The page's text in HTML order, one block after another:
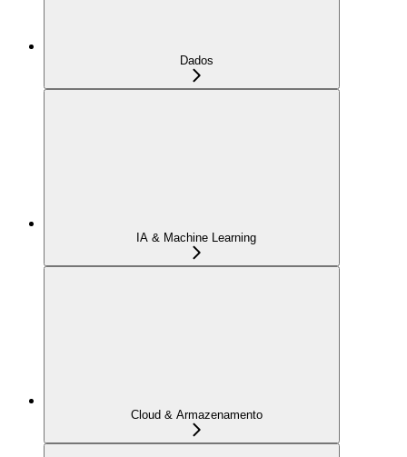
Dados
IA & Machine Learning
Cloud & Armazenamento